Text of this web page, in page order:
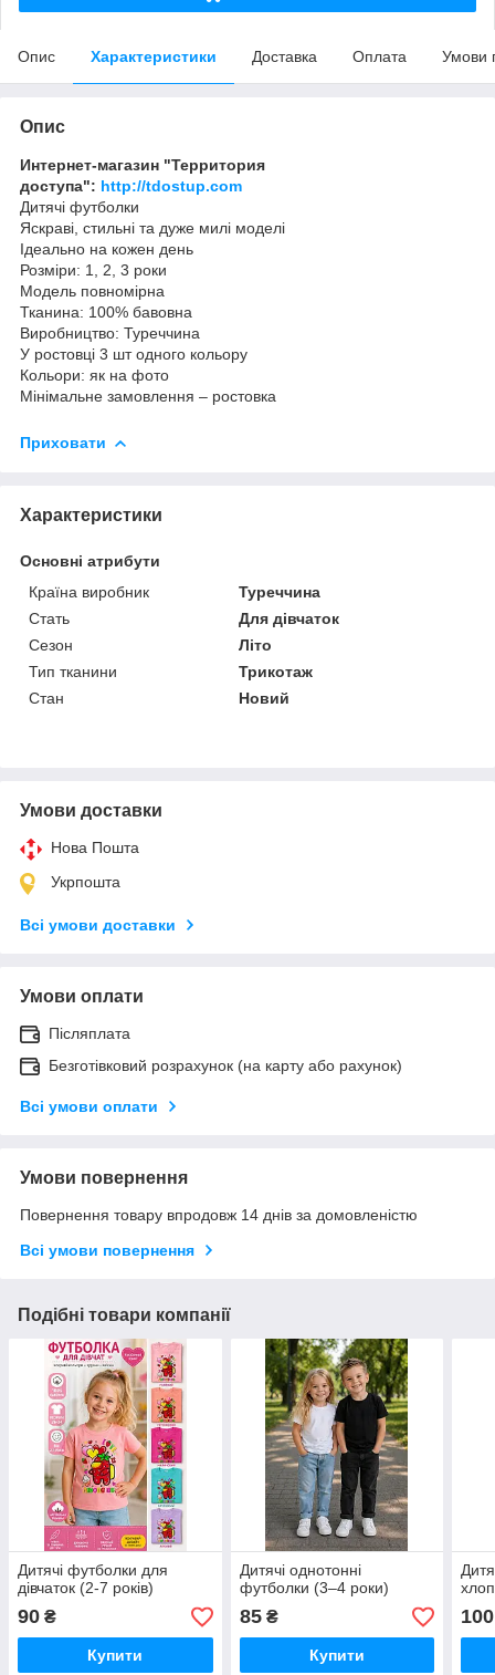
Опис Характеристики Доставка Оплата Умови
Опис
Интернет-магазин "Территория
доступа": http://tdostup.com
Дитячі футболки
Яскраві, стильні та дуже милі моделі
Ідеально на кожен день
Розміри: 1, 2, 3 роки
Модель повномірна
Тканина: 100% бавовна
Виробництво: Туреччина
У ростовці 3 шт одного кольору
Кольори: як на фото
Мінімальне замовлення – ростовка
Приховати
Характеристики
Основні атрибути
Країна виробник
Туреччина
Стать
Для дівчаток
Сезон
Літо
Тип тканини
Трикотаж
Стан
Новий
Умови доставки
Нова Пошта
Укрпошта
Всі умови доставки
Умови оплати
Післяплата
Безготівковий розрахунок (на карту або рахунок)
Всі умови оплати
Умови повернення
Повернення товару впродовж 14 днів за домовленістю
Всі умови повернення
Подібні товари компанії
Дитячі футболки для
дівчаток (2-7 років)
90 ₴
Купити
Дитячі однотонні
футболки (3–4 роки)
85₴
Купити
100